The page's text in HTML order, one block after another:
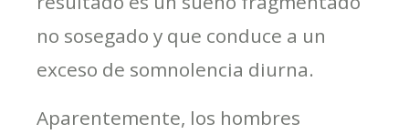
no sosegado y que conduce a un
exceso de somnolencia diurna.
Aparentemente, los hombres